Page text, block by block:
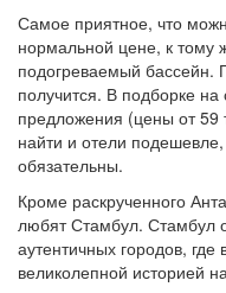
Самое приятное, что
нормальной цене, к тому
подогреваемый бассейн.
получится. В подборке
предложения (цены от 59
найти и отели
обязательны.
Кроме раскрученного
любят Стамбул. Стамбул
аутентичных городов,
великолепной историей